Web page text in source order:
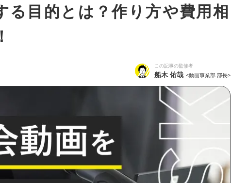
る目的とは？作り方や費用相
この記事の監修者
船木 佑哉 <動画事業部 部長>